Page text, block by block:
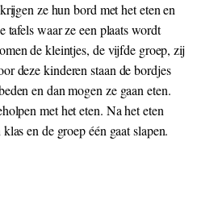
ze hun bord met het eten en
tafels waar ze een plaats wordt
de kleintjes, de vijfde groep, zij
deze kinderen staan de bordjes
en dan mogen ze gaan eten.
met het eten. Na het eten
en de groep één gaat slapen.